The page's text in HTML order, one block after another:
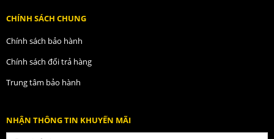
CHÍNH SÁCH CHUNG
Chính sách bảo hành
Chính sách đổi trả hàng
Trung tâm bảo hành
NHẬN THÔNG TIN KHUYẾN MÃI